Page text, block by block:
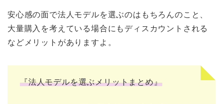
安心感の面で法人モデルを選ぶのはもちろんのこと、
大量購入を考えている場合にもディスカウントされる
などメリットがありますよ。
『法人モデルを選ぶメリットまとめ』